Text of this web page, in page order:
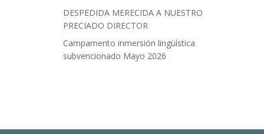
DESPEDIDA MERECIDA A NUESTRO
PRECIADO DIRECTOR
Campamento inmersión lingüística
subvencionado Mayo 2026